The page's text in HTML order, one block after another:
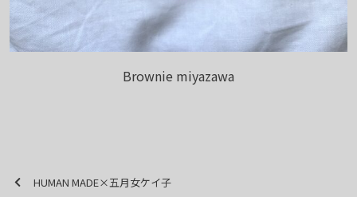
Brownie miyazawa
HUMAN MADE×五月女ケイ子